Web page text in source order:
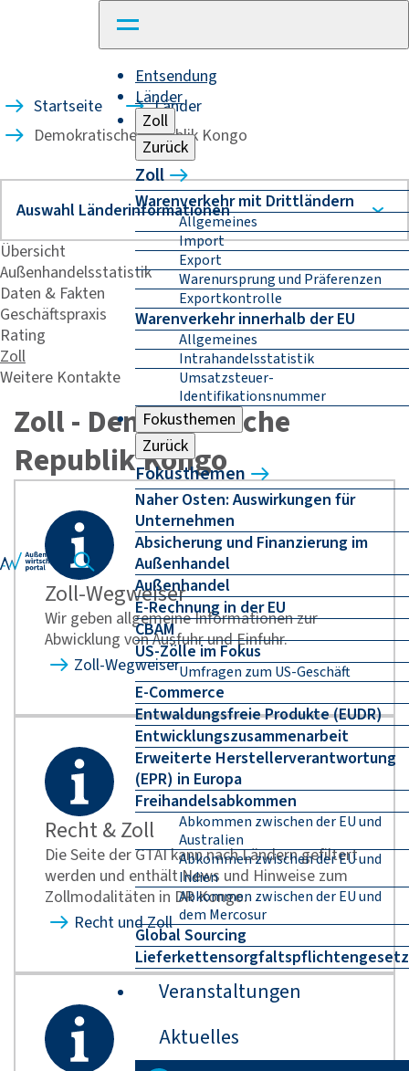
Entsendung
Länder
Zoll
Zurück
Zoll
Warenverkehr mit Drittländern
Allgemeines
Import
Export
Warenursprung und Präferenzen
Exportkontrolle
Warenverkehr innerhalb der EU
Allgemeines
Intrahandelsstatistik
Umsatzsteuer-
Identifikationsnummer
Fokusthemen
Zurück
Fokusthemen
Naher Osten: Auswirkungen für
Unternehmen
Absicherung und Finanzierung im
Außenhandel
Außenhandel
E-Rechnung in der EU
CBAM
US-Zölle im Fokus
Umfragen zum US-Geschäft
E-Commerce
Entwaldungsfreie Produkte (EUDR)
Entwicklungszusammenarbeit
Erweiterte Herstellerverantwortung
(EPR) in Europa
Freihandelsabkommen
Abkommen zwischen der EU und
Australien
Abkommen zwischen der EU und
Indien
Abkommen zwischen der EU und
dem Mercosur
Global Sourcing
Lieferkettensorgfaltspflichtengesetz
Veranstaltungen
Aktuelles
Startseite
Länder
Demokratische Republik Kongo
Übersicht
Außenhandelsstatistik
Daten & Fakten
Geschäftspraxis
Rating
Zoll
Weitere Kontakte
Zoll - Demokratische
Republik Kongo
Zoll-Wegweiser
Wir geben allgemeine Informationen zur
Abwicklung von Ausfuhr und Einfuhr.
Zoll-Wegweiser
Recht & Zoll
Die Seite der GTAI kann nach Ländern gefiltert
werden und enthält News und Hinweise zum
Zollmodalitäten in DR Kongo.
Recht und Zoll